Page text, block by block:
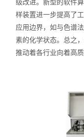
级改进。新型的软件
样装置进一步提高了
应用边界，如与色谱
素的化学状态。总之
推动着各行业向着高质